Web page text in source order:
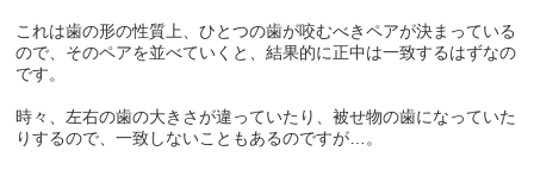
これは歯の形の性質上、ひとつの歯が咬むべきペアが決まっている
ので、そのペアを並べていくと、結果的に正中は一致するはずなの
です。
時々、左右の歯の大きさが違っていたり、被せ物の歯になっていた
りするので、一致しないこともあるのですが…。